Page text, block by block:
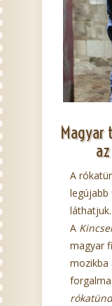
Magyar
A
legújabb
láthatjuk.
A
magyar
mozikba